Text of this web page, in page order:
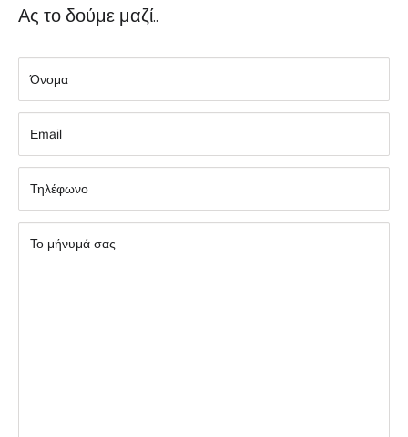
Ας το δούμε μαζί..
Όνομα
Εmail
Τηλέφωνο
Το μήνυμά σας